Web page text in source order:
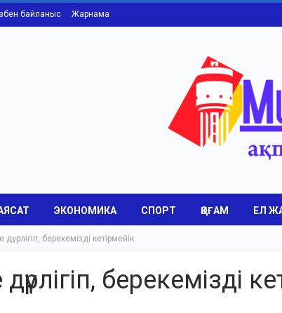
байланыс Жарнама
ЭКОНОМИКА СПОРТ ҚОҒАМ ЕЛ
дүрлігіп, берекемізді кетірмейік
берекемізді